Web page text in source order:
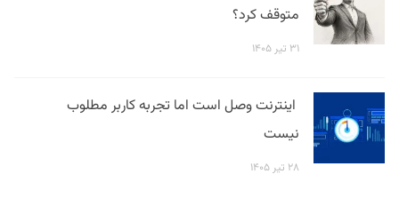
متوقف کرد؟
۳۱ تیر ۱۴۰۵
اینترنت وصل است اما تجربه کاربر مطلوب
نیست
۲۸ تیر ۱۴۰۵